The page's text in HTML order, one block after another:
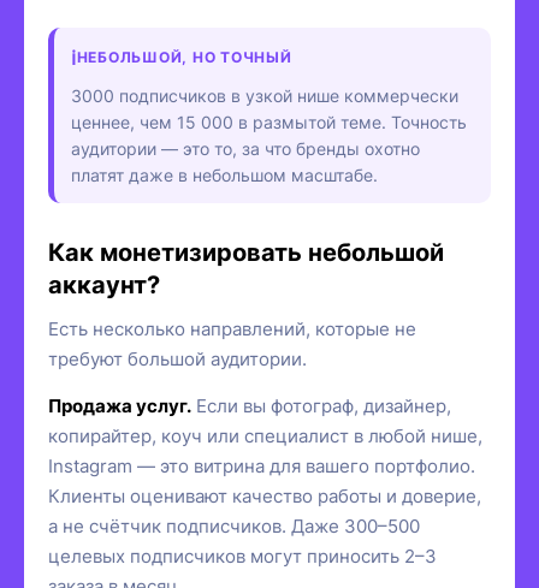
НЕБОЛЬШОЙ, НО ТОЧНЫЙ
3000 подписчиков в узкой нише коммерчески
ценнее, чем 15 000 в размытой теме. Точность
аудитории — это то, за что бренды охотно
платят даже в небольшом масштабе.
Как монетизировать небольшой
аккаунт?
Есть несколько направлений, которые не
требуют большой аудитории.
Продажа услуг. Если вы фотограф, дизайнер,
копирайтер, коуч или специалист в любой нише,
Instagram — это витрина для вашего портфолио.
Клиенты оценивают качество работы и доверие,
а не счётчик подписчиков. Даже 300–500
целевых подписчиков могут приносить 2–3